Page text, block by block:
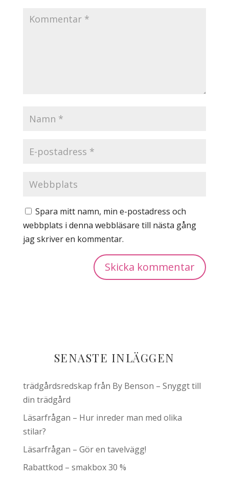
Spara mitt namn, min e-postadress och
webbplats i denna webbläsare till nästa gång
jag skriver en kommentar.
SENASTE INLÄGGEN
trädgårdsredskap från By Benson – Snyggt till
din trädgård
Läsarfrågan – Hur inreder man med olika
stilar?
Läsarfrågan – Gör en tavelvägg!
Rabattkod – smakbox 30 %